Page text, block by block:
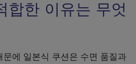
합한 이유는 무엇
문에 일본식 쿠션은 수면 품질과